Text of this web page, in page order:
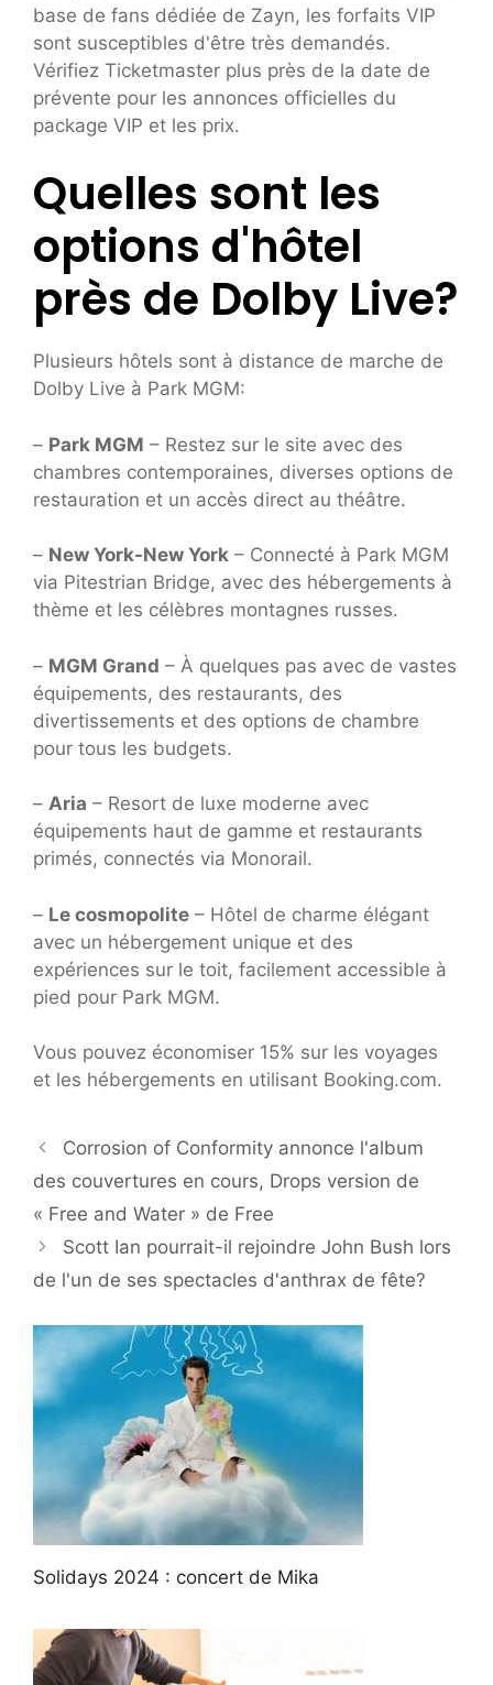
base de fans dédiée de Zayn, les forfaits VIP
sont susceptibles d'être très demandés.
Vérifiez Ticketmaster plus près de la date de
prévente pour les annonces officielles du
package VIP et les prix.
Quelles sont les
options d'hôtel
près de Dolby Live?
Plusieurs hôtels sont à distance de marche de
Dolby Live à Park MGM:
– Park MGM – Restez sur le site avec des
chambres contemporaines, diverses options de
restauration et un accès direct au théâtre.
– New York-New York – Connecté à Park MGM
via Pitestrian Bridge, avec des hébergements à
thème et les célèbres montagnes russes.
– MGM Grand – À quelques pas avec de vastes
équipements, des restaurants, des
divertissements et des options de chambre
pour tous les budgets.
– Aria – Resort de luxe moderne avec
équipements haut de gamme et restaurants
primés, connectés via Monorail.
– Le cosmopolite – Hôtel de charme élégant
avec un hébergement unique et des
expériences sur le toit, facilement accessible à
pied pour Park MGM.
Vous pouvez économiser 15% sur les voyages
et les hébergements en utilisant Booking.com.
Corrosion of Conformity annonce l'album
des couvertures en cours, Drops version de
« Free and Water » de Free
Scott Ian pourrait-il rejoindre John Bush lors
de l'un de ses spectacles d'anthrax de fête?
Solidays 2024 : concert de Mika